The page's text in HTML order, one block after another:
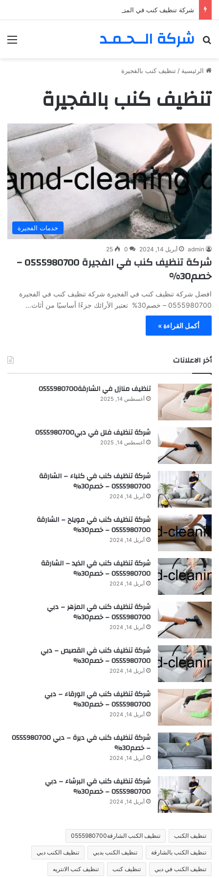
شركة تنظيف كنب في المزهر – دبي 0555980700 – خصم30%
شركة الــحـمـد
بحث عن
الرئيسية / تنظيف كنب بالفجيرة
تنظيف كنب بالفجيرة
خدمات الفجيرة
admin أبريل 14, 2024 0
25
شركة تنظيف كنب في الفجيرة 0555980700 –
خصم30%
افضل شركة تنظيف كنب في الفجيرة شركة تنظيف كنب في الفجيرة
0555980700 – خصم30% تعتبر الأرائك جزءًا أساسيًا من أثاث…
أكمل القراءة »
أخر الاعلانات
تنظيف منازل في الشارقة0555980700
أغسطس 14, 2025
شركة تنظيف فلل في دبي0555980700
أغسطس 14, 2025
شركة تنظيف كنب في كلباء – الشارقة
0555980700 – خصم30%
أبريل 14, 2024
شركة تنظيف كنب في مويلح – الشارقة
0555980700 – خصم30%
أبريل 14, 2024
شركة تنظيف كنب في الذيد – الشارقة
0555980700 – خصم30%
أبريل 14, 2024
شركة تنظيف كنب في المزهر – دبي
0555980700 – خصم30%
أبريل 14, 2024
شركة تنظيف كنب في القصيص – دبي
0555980700 – خصم30%
أبريل 14, 2024
شركة تنظيف كنب في الورقاء – دبي
0555980700 – خصم30%
أبريل 14, 2024
شركة تنظيف كنب في ديرة – دبي 0555980700
– خصم30%
أبريل 14, 2024
شركة تنظيف كنب في البرشاء – دبي
0555980700 – خصم30%
أبريل 14, 2024
تنظيف الكنب تنظيف الكنب الشارقة0555980700
تنظيف الكنب بالشارقة تنظيف الكنب بدبي تنظيف الكنب دبي
تنظيف الكنب في دبي تنظيف كنب تنظيف كنب الانتريه